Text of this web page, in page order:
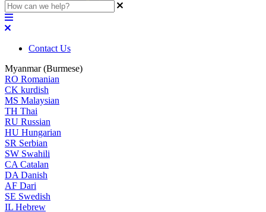
Contact Us
Myanmar (Burmese)
RO Romanian
CK kurdish
MS Malaysian
TH Thai
RU Russian
HU Hungarian
SR Serbian
SW Swahili
CA Catalan
DA Danish
AF Dari
SE Swedish
IL Hebrew